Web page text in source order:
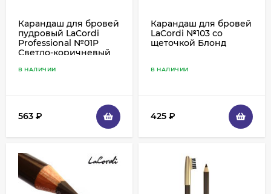
Карандаш для бровей
пудровый LaCordi
Professional №01P
Светло-коричневый
В НАЛИЧИИ
563 ₽
Карандаш для бровей
LaCordi №103 со
щеточкой Блонд
В НАЛИЧИИ
425 ₽